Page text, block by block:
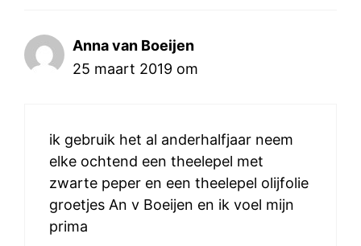
Anna van Boeijen
25 maart 2019 om
ik gebruik het al anderhalfjaar neem
elke ochtend een theelepel met
zwarte peper en een theelepel olijfolie
groetjes An v Boeijen en ik voel mijn
prima